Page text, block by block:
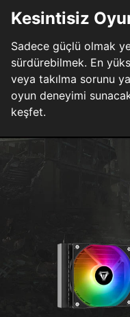
Kesintisiz
Sadece güçlü olmak
sürdürebilmek. En
veya takılma sorunu
oyun deneyimi
keşfet.